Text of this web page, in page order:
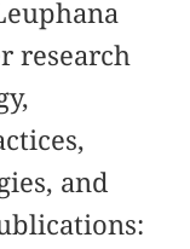
research
and